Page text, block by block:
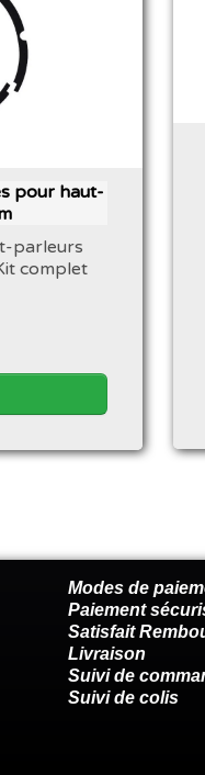
pour haut-
parleurs
complet
Modes de
Paiement
Satisfait
Livraison
Suivi de
Suivi de colis